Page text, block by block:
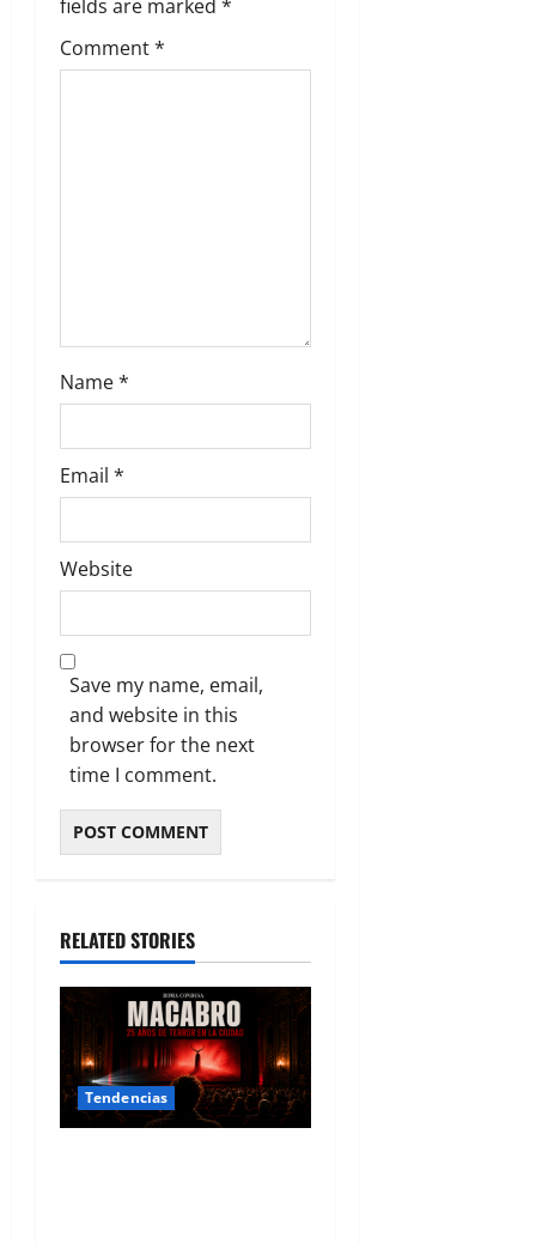
fields are marked *
Comment*
Name*
Email *
Website
Save my name, email,
and website in this
browser for the next
time I comment.
RELATED STORIES
Tendencias